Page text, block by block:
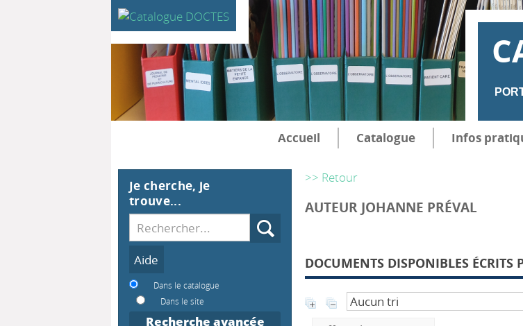
Accueil Catalogue Infos
>> Retour
AUTEUR JOHANNE PRÉVAL
DOCUMENTS DISPONIBLES ÉCRITS
Je cherche, je
trouve...
Recherche
Dans le catalogue
Dans le site
Recherche avancée